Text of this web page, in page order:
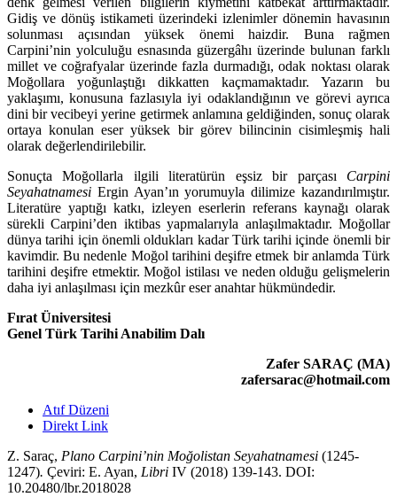
Gidiş ve dönüş istikameti üzerindeki izlenimler dönemin havası­nın
solunması açısından yüksek önemi haizdir. Buna rağmen
Carpini’nin yolculuğu esnasında güzergâhı üzerinde bulunan farklı
millet ve coğrafyalar üzerinde fazla durmadığı, odak noktası olarak
Moğollara yoğunlaştığı dikkat­ten kaçmamaktadır. Yazarın bu
yaklaşımı, konusuna fazlasıyla iyi odaklandığı­nın ve görevi ayrıca
dini bir vecibeyi yerine getirmek anlamına geldiğinden, sonuç olarak
ortaya konulan eser yüksek bir görev bilincinin cisimleşmiş hali
olarak değerlendirilebilir.
Sonuçta Moğollarla ilgili literatürün eşsiz bir parçası Carpini
Seyahatna­mesi Ergin Ayan’ın yorumuyla dilimize kazandırılmıştır.
Literatüre yaptığı katkı, izleyen eserlerin referans kaynağı olarak
sürekli Carpini’den iktibas yap­ma­larıyla anlaşılmaktadır. Moğollar
dünya tarihi için önemli oldukları kadar Türk tarihi içinde önemli bir
kavimdir. Bu nedenle Moğol tarihini de­şif­re etmek bir anlamda Türk
tarihini deşifre etmektir. Moğol istilası ve neden ol­duğu gelişmelerin
daha iyi anlaşılması için mezkûr eser anahtar hükmündedir.
Fırat Üniversitesi
Genel Türk Tarihi Anabilim Dalı
Zafer SARAÇ (MA)
zafersarac@hotmail.com
Atıf Düzeni
Direkt Link
Z. Saraç, Plano Carpini’nin Moğolistan Seyahatnamesi (1245-
1247). Çeviri: E. Ayan, Libri IV (2018) 139-143. DOI:
10.20480/lbr.2018028